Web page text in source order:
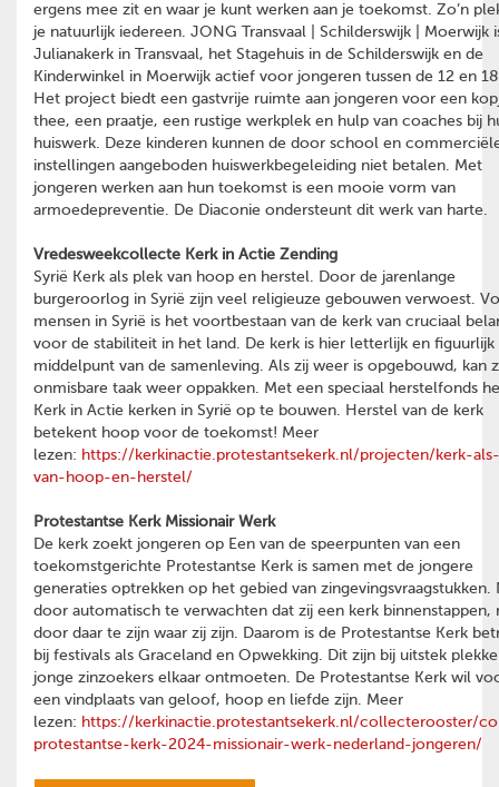
ergens mee zit en waar je kunt werken aan je toekomst. Zo’n
je natuurlijk iedereen. JONG Transvaal | Schilderswijk | Moerwijk
Julianakerk in Transvaal, het Stagehuis in de Schilderswijk en de
Kinderwinkel in Moerwijk actief voor jongeren tussen de 12 en 18
Het project biedt een gastvrije ruimte aan jongeren voor een
thee, een praatje, een rustige werkplek en hulp van coaches bij
huiswerk. Deze kinderen kunnen de door school en
instellingen aangeboden huiswerkbegeleiding niet betalen. Met
jongeren werken aan hun toekomst is een mooie vorm van
armoedepreventie. De Diaconie ondersteunt dit werk van harte.
Vredesweekcollecte Kerk in Actie Zending
Syrië Kerk als plek van hoop en herstel. Door de jarenlange
burgeroorlog in Syrië zijn veel religieuze gebouwen verwoest.
mensen in Syrië is het voortbestaan van de kerk van cruciaal
voor de stabiliteit in het land. De kerk is hier letterlijk en figuurlijk
middelpunt van de samenleving. Als zij weer is opgebouwd, kan
onmisbare taak weer oppakken. Met een speciaal herstelfonds
Kerk in Actie kerken in Syrië op te bouwen. Herstel van de kerk
betekent hoop voor de toekomst! Meer
lezen: https://kerkinactie.protestantsekerk.nl/projecten/kerk-
van-hoop-en-herstel/
Protestantse Kerk Missionair Werk
De kerk zoekt jongeren op Een van de speerpunten van een
toekomstgerichte Protestantse Kerk is samen met de jongere
generaties optrekken op het gebied van zingevingsvraagstukken.
door automatisch te verwachten dat zij een kerk binnenstappen,
door daar te zijn waar zij zijn. Daarom is de Protestantse Kerk
bij festivals als Graceland en Opwekking. Dit zijn bij uitstek
jonge zinzoekers elkaar ontmoeten. De Protestantse Kerk wil
een vindplaats van geloof, hoop en liefde zijn. Meer
lezen: https://kerkinactie.protestantsekerk.nl/collecterooster/
protestantse-kerk-2024-missionair-werk-nederland-jongeren/